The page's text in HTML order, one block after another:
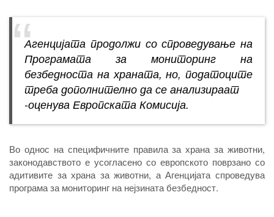
Агенцијата продолжи со спроведување на
Програмата за мониторинг на
безбедноста на храната, но, податоците
треба дополнително да се анализираат
-оценува Европската Комисија.
Во однос на специфичните правила за храна за животни,
законодавството е усогласено со европското поврзано со
адитивите за храна за животни, а Агенцијата спроведува
програма за мониторинг на нејзината безбедност.